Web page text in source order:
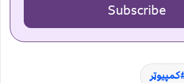
Subscribe
کمپیوټر